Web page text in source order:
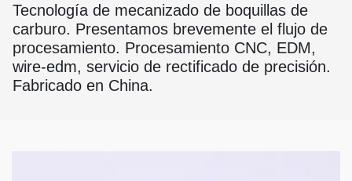
Tecnología de mecanizado de boquillas de
carburo. Presentamos brevemente el flujo de
procesamiento. Procesamiento CNC, EDM,
wire-edm, servicio de rectificado de precisión.
Fabricado en China.